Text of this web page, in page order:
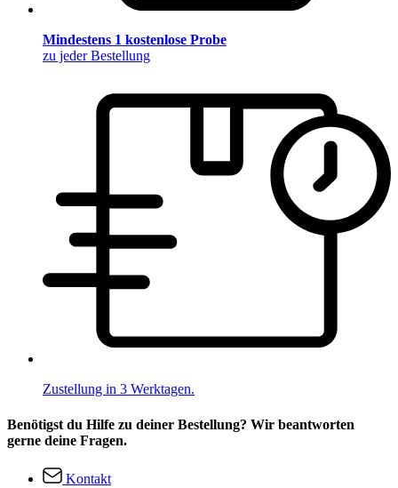
Mindestens 1 kostenlose Probe
zu jeder Bestellung
Zustellung in 3 Werktagen.
Benötigst du Hilfe zu deiner Bestellung? Wir beantworten
gerne deine Fragen.
Kontakt